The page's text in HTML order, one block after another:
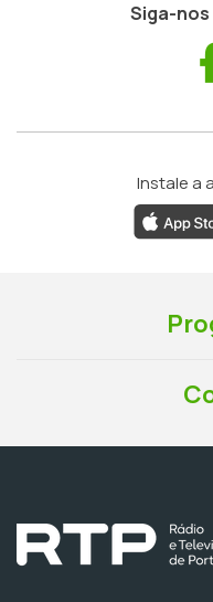
Siga-
Instale a